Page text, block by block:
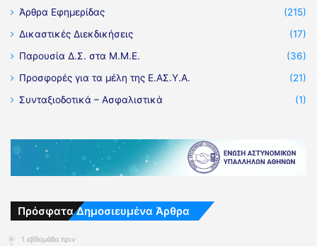
Άρθρα Εφημερίδας
(215)
Δικαστικές Διεκδικήσεις
(17)
Παρουσία Δ.Σ. στα Μ.Μ.Ε.
(36)
Προσφορές για τα μέλη της Ε.ΑΣ.Υ.Α.
(21)
Συνταξιοδοτικά – Ασφαλιστικά
(1)
Πρόσφατα Δημοσιευμένα Άρθρα
1 εβδομάδα πριν